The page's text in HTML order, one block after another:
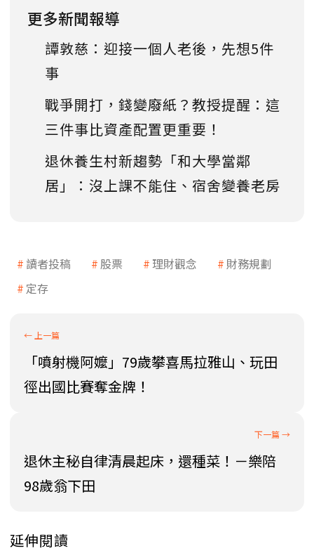
更多新聞報導
譚敦慈：迎接一個人老後，先想5件
事
戰爭開打，錢變廢紙？教授提醒：這
三件事比資產配置更重要！
退休養生村新趨勢「和大學當鄰
居」：沒上課不能住、宿舍變養老房
讀者投稿 股票 理財觀念
財務規劃
定存
「噴射機阿嬤」79歲攀喜馬拉雅山、玩田
徑出國比賽奪金牌！
退休主秘自律清晨起床，還種菜！－樂陪
98歲翁下田
延伸閱讀